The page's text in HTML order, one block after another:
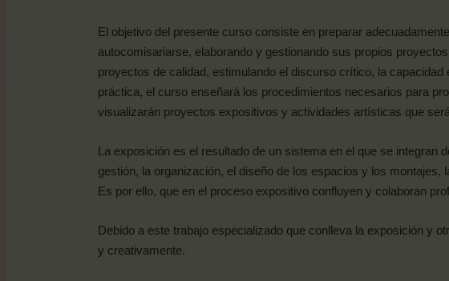
El objetivo del presente curso consiste en preparar
autocomisariarse, elaborando y gestionando sus propios
proyectos de calidad, estimulando el discurso crítico, la
práctica, el curso enseñará los procedimientos necesarios para
visualizarán proyectos expositivos y actividades artísticas que
La exposición es el resultado de un sistema en el que se
gestión, la organización, el diseño de los espacios y los
Es por ello, que en el proceso expositivo confluyen y colaboran
Debido a este trabajo especializado que conlleva la exposición y
y creativamente.